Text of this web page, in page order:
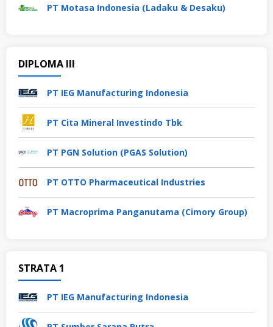
PT Motasa Indonesia (Ladaku & Desaku)
DIPLOMA III
PT IEG Manufacturing Indonesia
PT Cita Mineral Investindo Tbk
PT PGN Solution (PGAS Solution)
PT OTTO Pharmaceutical Industries
PT Macroprima Panganutama (Cimory Group)
STRATA 1
PT IEG Manufacturing Indonesia